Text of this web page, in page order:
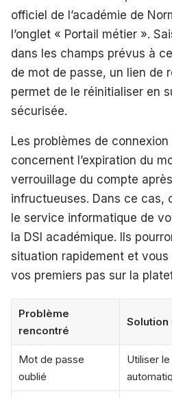
officiel de l’académie de
l’onglet « Portail métier ».
dans les champs prévus à
de mot de passe, un lien de
permet de le réinitialiser en
sécurisée.
Les problèmes de
concernent l’expiration du
verrouillage du compte
infructueuses. Dans ce cas,
le service informatique de
la DSI académique. Ils
situation rapidement et
vos premiers pas sur la
Problème
rencontré
Solution
Mot de passe
oublié
Utiliser